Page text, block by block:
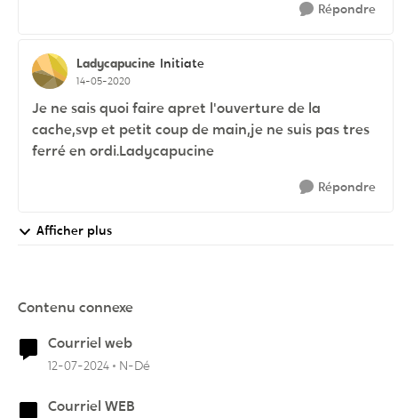
Répondre
Ladycapucine Initiate
14-05-2020
Je ne sais quoi faire apret l'ouverture de la
cache,svp et petit coup de main,je ne suis pas tres
ferré en ordi.Ladycapucine
Répondre
Afficher plus
Contenu connexe
Courriel web
12-07-2024 N-Dé
Courriel WEB